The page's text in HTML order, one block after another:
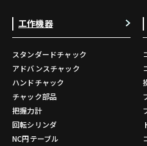
工作機器
スタンダードチャック
アドバンスチャック
ハンドチャック
チャック部品
把握力計
回転シリンダ
NC円テーブル